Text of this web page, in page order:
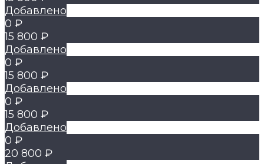
Добавлено
0 ₽
15 800 ₽
Добавлено
0 ₽
15 800 ₽
Добавлено
0 ₽
15 800 ₽
Добавлено
0 ₽
20 800 ₽